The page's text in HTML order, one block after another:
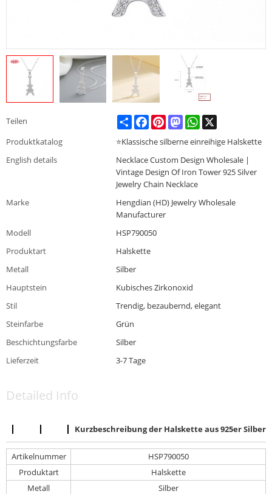
Teilen ShareFacebookPinterestMastodonWhatsApp
Produktkatalog
⭐Klassische silberne einreihige Halskette
English details
Necklace Custom Design Wholesale |
Vintage Design Of Iron Tower 925 Silver
Jewelry Chain Necklace
Marke
Hengdian (HD) Jewelry Wholesale
Manufacturer
Modell
HSP790050
Produktart
Halskette
Metall
Silber
Hauptstein
Kubisches Zirkonoxid
Stil
Trendig, bezaubernd, elegant
Steinfarbe
Grün
Beschichtungsfarbe
Silber
Lieferzeit
3-7 Tage
Detailed Info
Kurzbeschreibung der Halskette aus 925er Silber
Artikelnummer
HSP790050
Produktart
Halskette
Metall
Silber